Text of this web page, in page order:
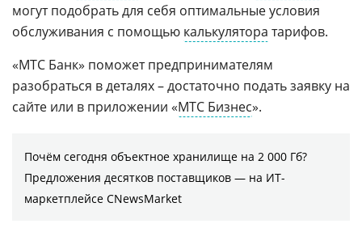
могут подобрать для себя оптимальные условия
обслуживания с помощью калькулятора тарифов.
«МТС Банк» поможет предпринимателям
разобраться в деталях – достаточно подать заявку на
сайте или в приложении «МТС Бизнес».
Почём сегодня объектное хранилище на 2 000 Гб?
Предложения десятков поставщиков ― на ИТ-
маркетплейсе CNewsMarket